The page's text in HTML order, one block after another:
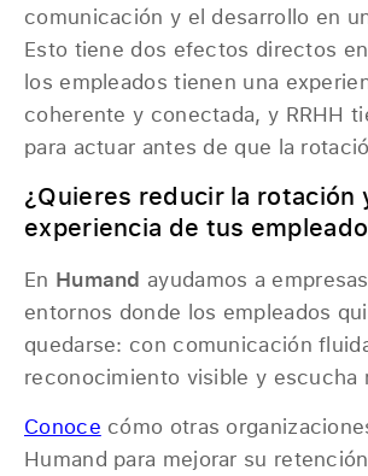
comunicación y el desarrollo en
Esto tiene dos efectos directos
los empleados tienen una
coherente y conectada, y RRHH
para actuar antes de que la
¿Quieres reducir la rotación
experiencia de tus
En Humand ayudamos a
entornos donde los empleados
quedarse: con comunicación
reconocimiento visible y escucha
Conoce cómo otras
Humand para mejorar su